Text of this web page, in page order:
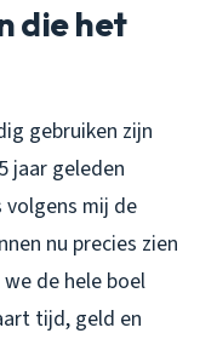
die het
gebruiken zijn
jaar geleden
volgens mij de
nu precies zien
de hele boel
tijd, geld en